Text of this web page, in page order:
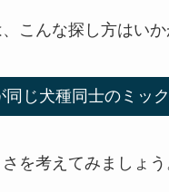
こんな探し方はいか
同じ犬種同士のミッ
を考えてみましょう